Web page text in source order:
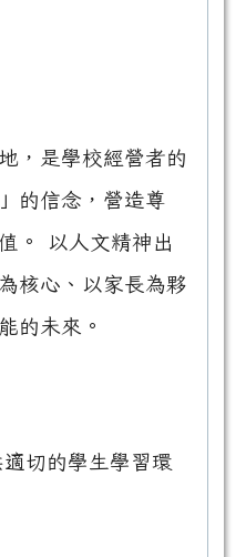
，是學校經營者的
的信念，營造尊
。 以人文精神出
核心、以家長為夥
的未來。
切的學生學習環